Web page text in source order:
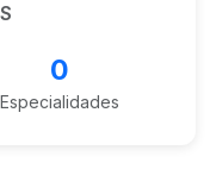
0
Especialidades